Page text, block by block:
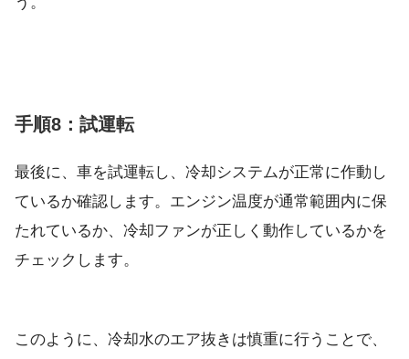
手順8：試運転
最後に、車を試運転し、冷却システムが正常に作動し
ているか確認します。エンジン温度が通常範囲内に保
たれているか、冷却ファンが正しく動作しているかを
チェックします。
このように、冷却水のエア抜きは慎重に行うことで、